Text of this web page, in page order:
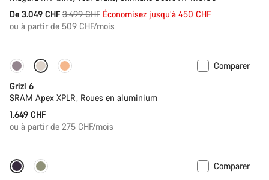
De 3.049 CHF Prix
3.499 CHF Économisez jusqu’à 450 CHF
ou à partir de 509 CHF/mois
Comparer
Grizl 6
SRAM Apex XPLR, Roues en aluminium
1.649 CHF
ou à partir de 275 CHF/mois
Nouveau
Comparer